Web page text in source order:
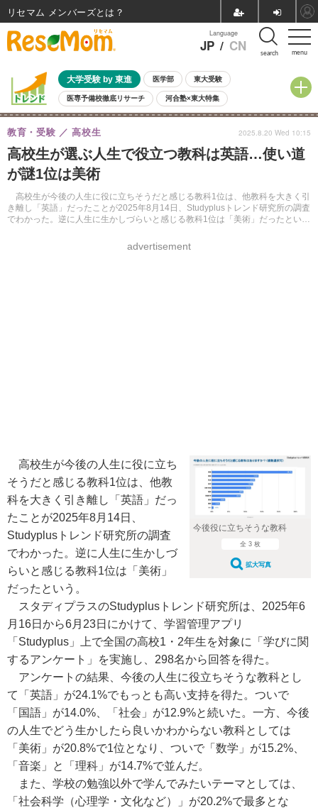
menu
Language
JP / CN search
大学受験 by 東進 医学部 東大受験
医専予備校徹底リサーチ 河合塾×東大特集
親子で考える大学選び 高校受験 中学受験 小学校受験
共通テスト 夏休み
8月開催イベント・WS 全国公立高校 過去問 人気記事
自由研究教材（小学生向け）
高校生が選ぶ人生で役立つ教科は英語…使い道
が謎1位は美術
高校生が今後の人生に役に立ちそうだと感じる教科1位は、他教科を大きく引
き離し「英語」だったことが2025年8月14日、Studyplusトレンド研究所の調査
でわかった。逆に人生に生かしづらいと感じる教科1位は「美術」だったとい
教育・受験 高校生
advertisement
2025.8.20 Wed 10:15
今後役に立ちそうな教科
全 3 枚
拡大写真
高校生が今後の人生に役に立ち
そうだと感じる教科1位は、他教
科を大きく引き離し「英語」だっ
たことが2025年8月14日、
Studyplusトレンド研究所の調査
でわかった。逆に人生に生かしづ
らいと感じる教科1位は「美術」
だったという。
スタディプラスのStudyplusトレンド研究所は、2025年6
月16日から6月23日にかけて、学習管理アプリ
「Studyplus」上で全国の高校1・2年生を対象に「学びに関
するアンケート」を実施し、298名から回答を得た。
アンケートの結果、今後の人生に役立ちそうな教科とし
て「英語」が24.1%でもっとも高い支持を得た。ついで
「国語」が14.0%、「社会」が12.9%と続いた。一方、今後
の人生でどう生かしたら良いかわからない教科としては
「美術」が20.8%で1位となり、ついで「数学」が15.2%、
「音楽」と「理科」が14.7%で並んだ。
また、学校の勉強以外で学んでみたいテーマとしては、
「社会科学（心理学・文化など）」が20.2%で最多とな
リセマム メンバーズ